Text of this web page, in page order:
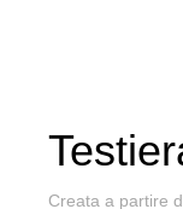
Creata a partire